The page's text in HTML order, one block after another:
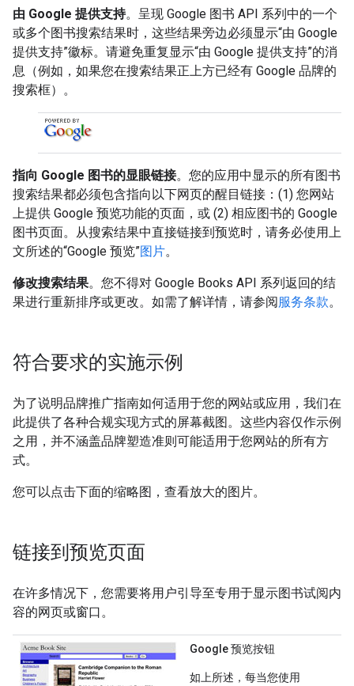
由 Google 提供支持。呈现 Google 图书 API 系列中的一个
或多个图书搜索结果时，这些结果旁边必须显示“由 Google
提供支持”徽标。请避免重复显示“由 Google 提供支持”的消
息（例如，如果您在搜索结果正上方已经有 Google 品牌的
搜索框）。
指向 Google 图书的显眼链接。您的应用中显示的所有图书
搜索结果都必须包含指向以下网页的醒目链接：(1) 您网站
上提供 Google 预览功能的页面，或 (2) 相应图书的 Google
图书页面。从搜索结果中直接链接到预览时，请务必使用上
文所述的“Google 预览”图片。
修改搜索结果。您不得对 Google Books API 系列返回的结
果进行重新排序或更改。如需了解详情，请参阅服务条款。
符合要求的实施示例
为了说明品牌推广指南如何适用于您的网站或应用，我们在
此提供了各种合规实现方式的屏幕截图。这些内容仅作示例
之用，并不涵盖品牌塑造准则可能适用于您网站的所有方
式。
您可以点击下面的缩略图，查看放大的图片。
链接到预览页面
在许多情况下，您需要将用户引导至专用于显示图书试阅内
容的网页或窗口。
Google 预览按钮
如上所述，每当您使用